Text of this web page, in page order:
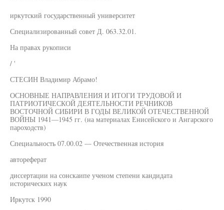
иркутский государственный университет
Специализированный совет Д. 063.32.01.
На правах рукописи
/ '
СТЕСИН Владимир Абрамо!
ОСНОВНЫЕ НАПРАВЛЕНИЯ И ИТОГИ ТРУДОВОЙ И
ПАТРИОТИЧЕСКОЙ ДЕЯТЕЛЬНОСТИ РЕЧНИКОВ
ВОСТОЧНОЙ СИБИРИ В ГОДЫ ВЕЛИКОЙ ОТЕЧЕСТВЕННОЙ
ВОЙНЫ 1941—1945 гг. (на материалах Енисейского и Ангарского
пароходств)
Специальность 07.00.02 — Отечественная история
автореферат
диссертации на сонскаипе ученом степени кандидата
исторических наук
Иркутск 1990